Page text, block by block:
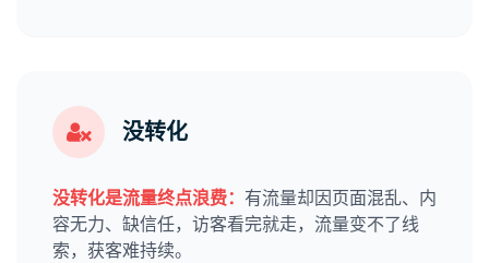
没转化
没转化是流量终点浪费： 有流量却因页面混乱、内
容无力、缺信任，访客看完就走，流量变不了线
索，获客难持续。